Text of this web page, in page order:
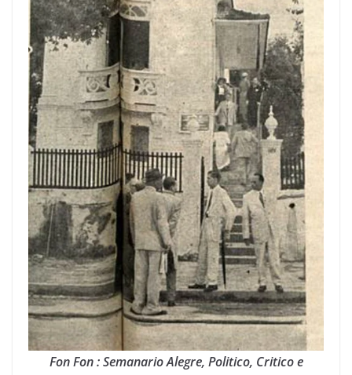
Fon Fon : Semanario Alegre, Politico, Critico e